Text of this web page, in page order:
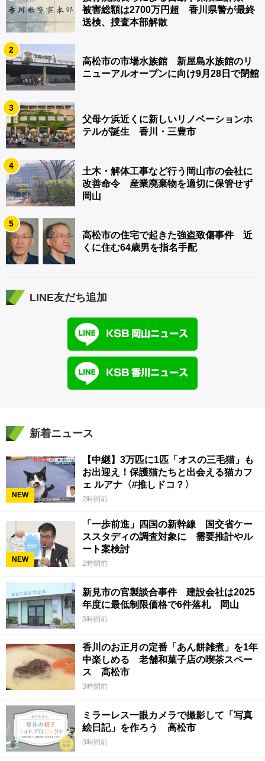
被害総額は2700万円超 香川県警が最終
送検、捜査本部解散
2
高松市の市場水族館 新屋島水族館のリ
ニューアルオープンに向け9月28日で閉館
3
父母ケ浜近くに新しいリノベーションホ
テルが誕生 香川・三豊市
4
土木・解体工事など行う岡山市の会社に
改善命令 産業廃棄物を適切に保管せず
岡山
5
高松市の住宅で起きた強盗致傷事件 近
くに住む64歳男を指名手配
LINE友だち追加
新着ニュース
NEW
【中継】3万匹に1匹「オスの三毛猫」も
お出迎え！保護猫たちと出会える猫カフ
ェ ルアナ〈#推しドコ？〉
2時間前
NEW
「一歩前進」四国の新幹線 国交省ケー
ススタディの調査対象に 需要推計やル
ート案検討
2時間前
新見市の官製談合事件 建設会社は2025
年度に最低制限価格で6件落札 岡山
3時間前
香川のお正月の定番「あん餅雑煮」を1年
中楽しめる 老舗和菓子店の喫茶スペー
ス 高松市
3時間前
ミラーレス一眼カメラで撮影して「写真
絵日記」を作ろう 高松市
3時間前